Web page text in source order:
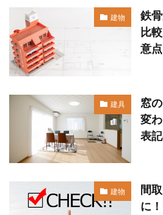
建物
鉄
比
意
建具
窓
変
表
建物
間
に